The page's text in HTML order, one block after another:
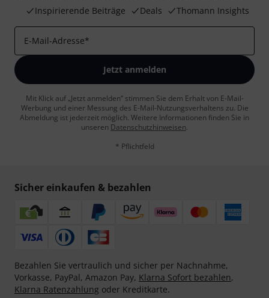
Inspirierende Beiträge
Deals Thomann Insights
E-Mail-Adresse*
Jetzt anmelden
Mit Klick auf „Jetzt anmelden“ stimmen Sie dem Erhalt von E-Mail-
Werbung und einer Messung des E-Mail-Nutzungsverhaltens zu. Die
Abmeldung ist jederzeit möglich. Weitere Informationen finden Sie in
unseren Datenschutzhinweisen.
* Pflichtfeld
Sicher einkaufen & bezahlen
Bezahlen Sie vertraulich und sicher per Nachnahme,
Vorkasse, PayPal, Amazon Pay, Klarna Sofort bezahlen,
Klarna Ratenzahlung oder Kreditkarte.